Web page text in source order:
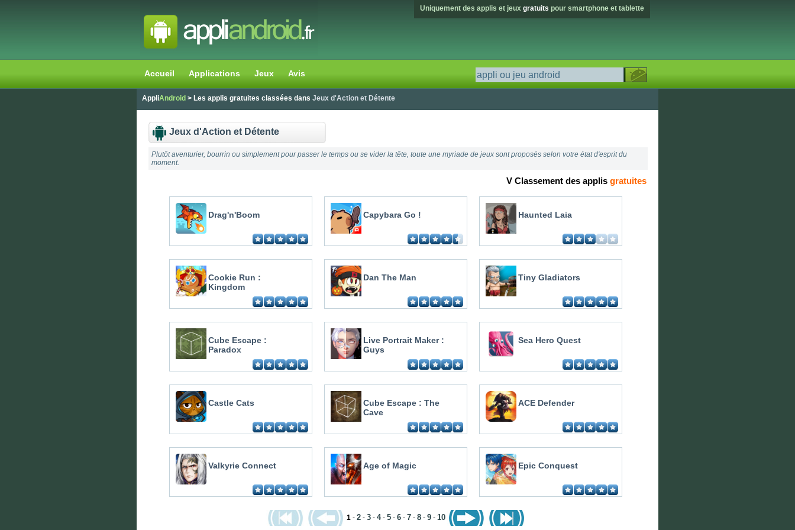
Uniquement des applis et jeux gratuits pour smartphone et tablette
Accueil Applications Jeux Avis
AppliAndroid > Les applis gratuites classées dans Jeux d'Action et Détente
Jeux d'Action et Détente
Plutôt aventurier, bourrin ou simplement pour passer le temps ou se vider la tête, toute une myriade de jeux sont proposés selon votre état d'esprit du
moment.
V Classement des applis gratuites
Drag'n'Boom Capybara Go ! Haunted Laia
Cookie Run :
Kingdom
Dan The Man Tiny Gladiators
Cube Escape :
Paradox
Live Portrait Maker :
Guys
Sea Hero Quest
Castle Cats
Cube Escape : The
Cave
ACE Defender
Valkyrie Connect Age of Magic Epic Conquest
1 -2 -3 -4-5 -6 -7 -8 -9 - 10